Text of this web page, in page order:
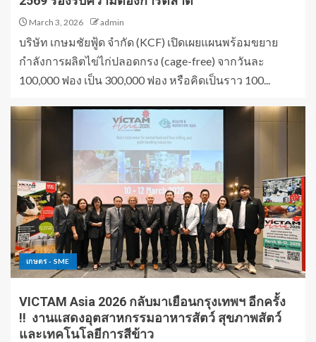
March 3, 2026 admin
บริษัท เกษมชัยฟู้ด จำกัด (KCF) เปิดเผยแผนพร้อมขยาย
กำลังการผลิตไข่ไก่ปลอดกรง (cage-free) จากวันละ
100,000 ฟอง เป็น 300,000 ฟอง หรือคิดเป็นราว 100...
เกษตร - SME
VICTAM Asia 2026 กลับมาเยือนกรุงเทพฯ อีกครั้ง
!! งานแสดงอุตสาหกรรมอาหารสัตว์ สุขภาพสัตว์
และเทคโนโลยีการสีข้าว